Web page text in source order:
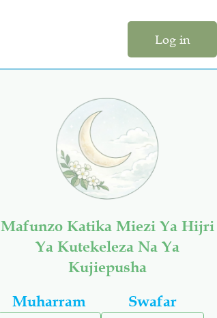
Log in
Mafunzo Katika Miezi Ya Hijri
Ya Kutekeleza Na Ya
Kujiepusha
Muharram
Swafar